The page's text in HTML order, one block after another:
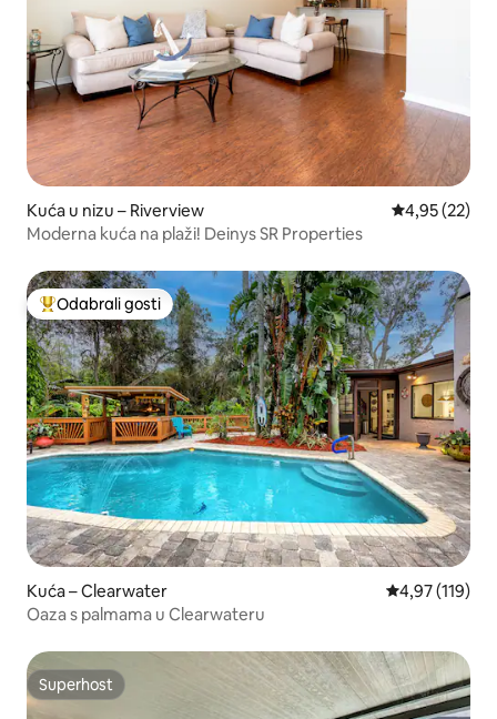
Kuća u nizu – Riverview Prosječna
4,95 (22)
Moderna kuća na plaži! Deinys SR Properties
Među najviše rangiranima s oznakom „Odabrali gosti”
Odabrali gosti
Kuća – Clearwater Prosječna
4,97 (119)
Oaza s palmama u Clearwateru
Superhost
Superhost